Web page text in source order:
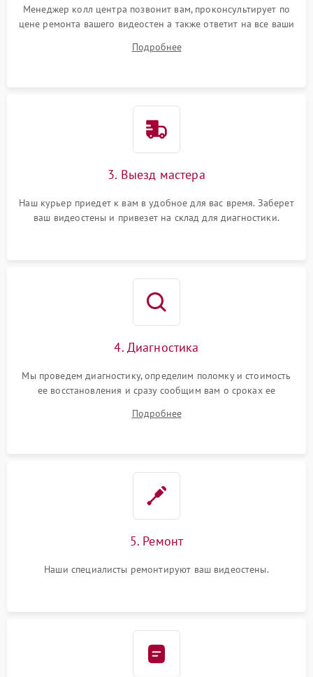
Менеджер колл центра позвонит вам, проконсультирует по
цене ремонта вашего видеостен а также ответит на все ваши
Подробнее
3. Выезд мастера
Наш курьер приедет к вам в удобное для вас время. Заберет
ваш видеостены и привезет на склад для диагностики.
4. Диагностика
Мы проведем диагностику, определим поломку и стоимость
ее восстановления и сразу сообщим вам о сроках ее
Подробнее
5. Ремонт
Наши специалисты ремонтируют ваш видеостены.